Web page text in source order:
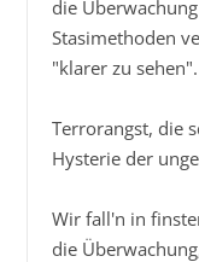
die
Stasimethoden
"klarer zu sehen".
Terrorangst, die
Hysterie der
Wir fall'n in
die